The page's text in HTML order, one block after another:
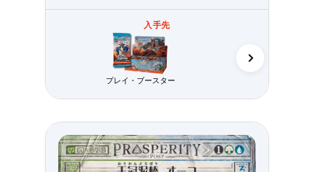
入手先
プレイ・ブースター